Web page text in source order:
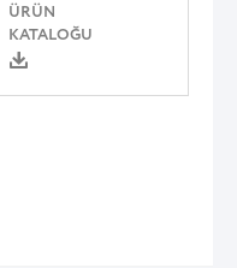
ÜRÜN
KATALOĞU